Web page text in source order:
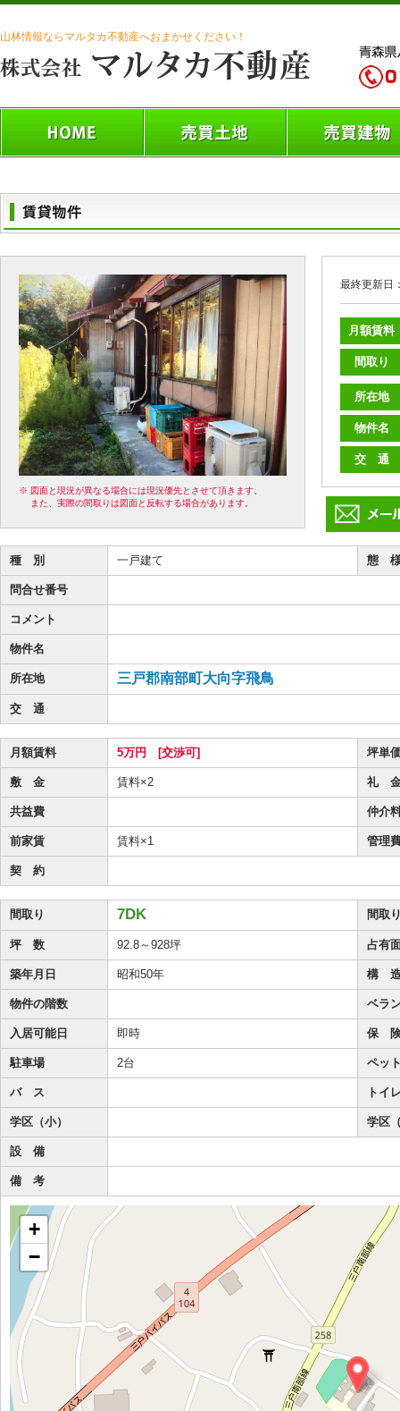
山林情報ならマルタカ不動産へおまかせください！
※ 図面と現況が異なる場合には現況優先とさせて頂きます。
また、実際の間取りは図面と反転する場合があります。
最終更新日
月額賃料
間取り
所在地
物件名
交 通
種 別 一戸建て 態
問合せ番号
コメント
物件名
所在地 三戸郡南部町大向字飛鳥
交 通
月額賃料 5万円 [交渉可] 坪単
敷 金 賃料×2 礼
共益費 仲介
前家賃 賃料×1 管理
契 約
間取り 7DK 間取
坪 数 92.8～928坪 占有
築年月日 昭和50年 構
物件の階数 ベラ
入居可能日 即時 保
駐車場 2台 ペッ
バ ス トイ
学区（小） 学区
設 備
備 考
+
−